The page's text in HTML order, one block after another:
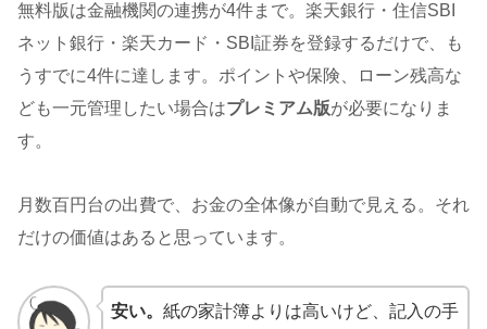
無料版は金融機関の連携が4件まで。楽天銀行・住信SBI
ネット銀行・楽天カード・SBI証券を登録するだけで、も
うすでに4件に達します。ポイントや保険、ローン残高な
ども一元管理したい場合はプレミアム版が必要になりま
す。
月数百円台の出費で、お金の全体像が自動で見える。それ
だけの価値はあると思っています。
安い。 紙の家計簿よりは高いけど、記入の手